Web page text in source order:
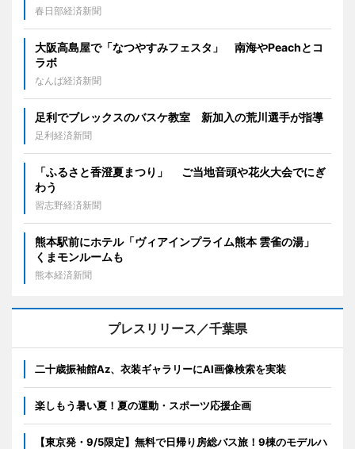
春日部経済新聞
大阪高島屋で「なつやすみフェスタ」 南海やPeachとコ
ラボ
なんば経済新聞
足利でブレックスのバスケ教室 新加入の荒川選手が指導
足利経済新聞
「ふるさと香澄夏まつり」 ご当地音頭や花火大会でにぎ
わう
習志野経済新聞
熊本駅前にホテル「ヴィアインプライム熊本 雲雀の湯」
くまモンルームも
熊本経済新聞
プレスリリース／千葉県
二十歳振袖館Az、衣装ギャラリーにAI画像検索を実装
楽しもう暑い夏！夏の運動・スポーツ応援企画
【東京発・9/5限定】無料で日帰り房総バス旅！9棟のモデルハ